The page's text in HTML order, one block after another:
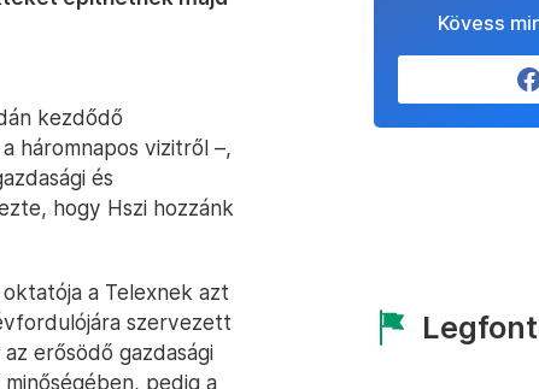
kezdődő
háromnapos vizitről –,
és
hogy Hszi hozzánk
a Telexnek azt
szervezett
erősödő gazdasági
pedig a
Kövess